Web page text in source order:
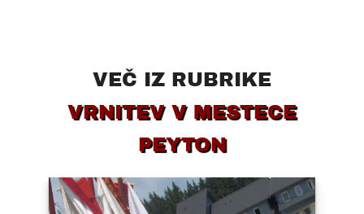
VEČ IZ RUBRIKE
VRNITEV V MESTECE
PEYTON